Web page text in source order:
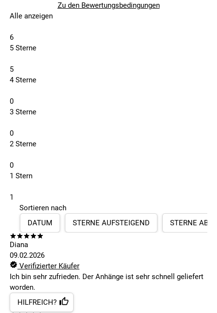
Zu den Bewertungsbedingungen
Alle anzeigen
6
5 Sterne
5
4 Sterne
0
3 Sterne
0
2 Sterne
0
1 Stern
1
Sortieren nach
DATUM
STERNE AUFSTEIGEND STERNE
Diana
09.02.2026
Verifizierter Käufer
Ich bin sehr zufrieden. Der Anhänge ist sehr schnell geliefert
worden.
HILFREICH?